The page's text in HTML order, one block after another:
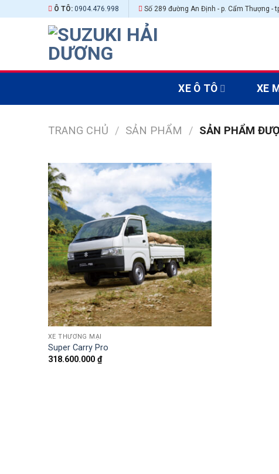
to
Ô TÔ: 0904.476.998 Số 289 đường An Định - p. Cẩm Thượng -
XE Ô TÔ XE
TRANG CHỦ / SẢN PHẨM / SẢN PHẨM
XE THƯƠNG MẠI
Super Carry Pro
318.600.000 ₫